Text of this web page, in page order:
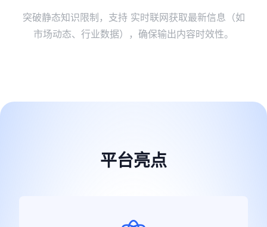
突破静态知识限制，支持 ​实时联网获取最新信息​（如
市场动态、行业数据），确保输出内容时效性。
平台亮点